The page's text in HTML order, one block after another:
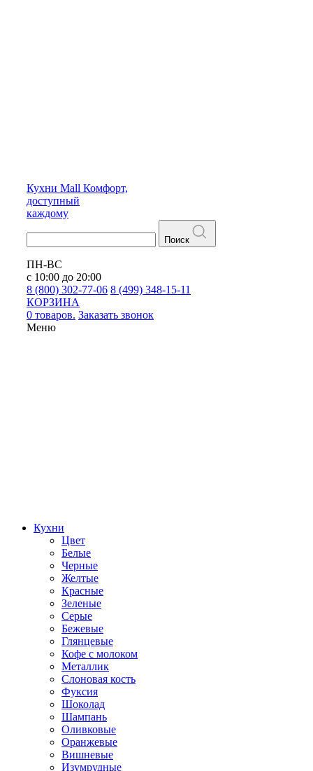
Кухни Mall Комфорт,
доступный
каждому
Поиск
ПН-ВС
с 10:00 до 20:00
8 (800) 302-77-06 8 (499) 348-15-11
КОРЗИНА
0 товаров. Заказать звонок
Меню
Кухни
Цвет
Белые
Черные
Желтые
Красные
Зеленые
Серые
Бежевые
Глянцевые
Кофе с молоком
Металлик
Слоновая кость
Фуксия
Шоколад
Шампань
Оливковые
Оранжевые
Вишневые
Изумрудные